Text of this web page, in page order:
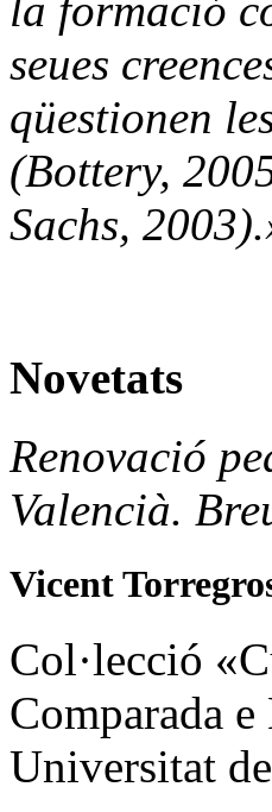
la formació
seues
qüestionen
(Bottery,
Sachs,
Novetats
Renovació
Valencià.
Vicent
Col·lecció
Comparada
Universitat